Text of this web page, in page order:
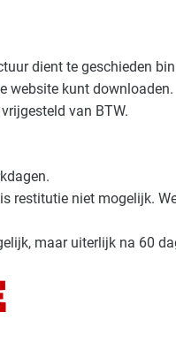
dient te geschieden
website kunt downloaden.
van BTW.
restitutie niet mogelijk.
maar uiterlijk na 60